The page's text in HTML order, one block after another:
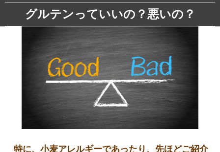
グルテンっていいの？悪いの？
特に、小麦アレルギーであったり、先ほどご紹介